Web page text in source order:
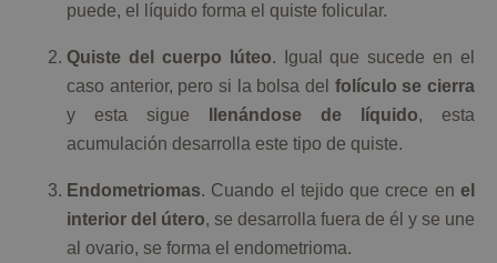
puede, el líquido forma el quiste folicular.
Quiste del cuerpo lúteo. Igual que sucede en el
caso anterior, pero si la bolsa del folículo se cierra
y esta sigue
llenándose de líquido, esta
acumulación desarrolla este tipo de quiste.
Endometriomas. Cuando el tejido que crece en el
interior del útero, se desarrolla fuera de él y se une
al ovario, se forma el endometrioma.